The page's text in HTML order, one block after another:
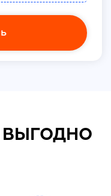
ВЫГОДНО